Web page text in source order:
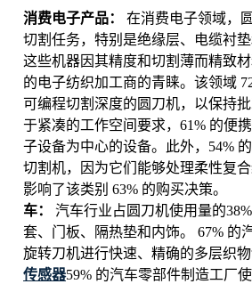
消费电子产品： 在消费电子领域，
切割任务，特别是绝缘层、电缆衬垫
这些机器因其精度和切割薄而精致
的电子纺织加工商的青睐。该领域
可编程切割深度的圆刀机，以保持
于紧凑的工作空间要求，61% 的便
子设备为中心的设备。此外，54%
切割机，因为它们能够处理柔性复
影响了该类别 63% 的购买决策。
车： 汽车行业占圆刀机使用量的
套、门板、隔热垫和内饰。 67% 的
旋转刀机进行快速、精确的多层织
传感器59% 的汽车零部件制造工厂